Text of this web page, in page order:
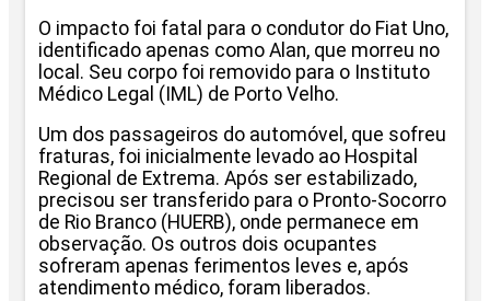
O impacto foi fatal para o condutor do Fiat Uno,
identificado apenas como Alan, que morreu no
local. Seu corpo foi removido para o Instituto
Médico Legal (IML) de Porto Velho.
Um dos passageiros do automóvel, que sofreu
fraturas, foi inicialmente levado ao Hospital
Regional de Extrema. Após ser estabilizado,
precisou ser transferido para o Pronto-Socorro
de Rio Branco (HUERB), onde permanece em
observação. Os outros dois ocupantes
sofreram apenas ferimentos leves e, após
atendimento médico, foram liberados.